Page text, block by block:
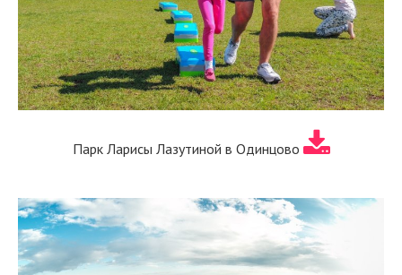
Парк Ларисы Лазутиной в Одинцово